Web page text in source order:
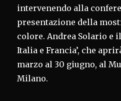
intervenendo alla
presentazione della
colore. Andrea Solario e
Italia e Francia’, che
marzo al 30 giugno, al
Milano.